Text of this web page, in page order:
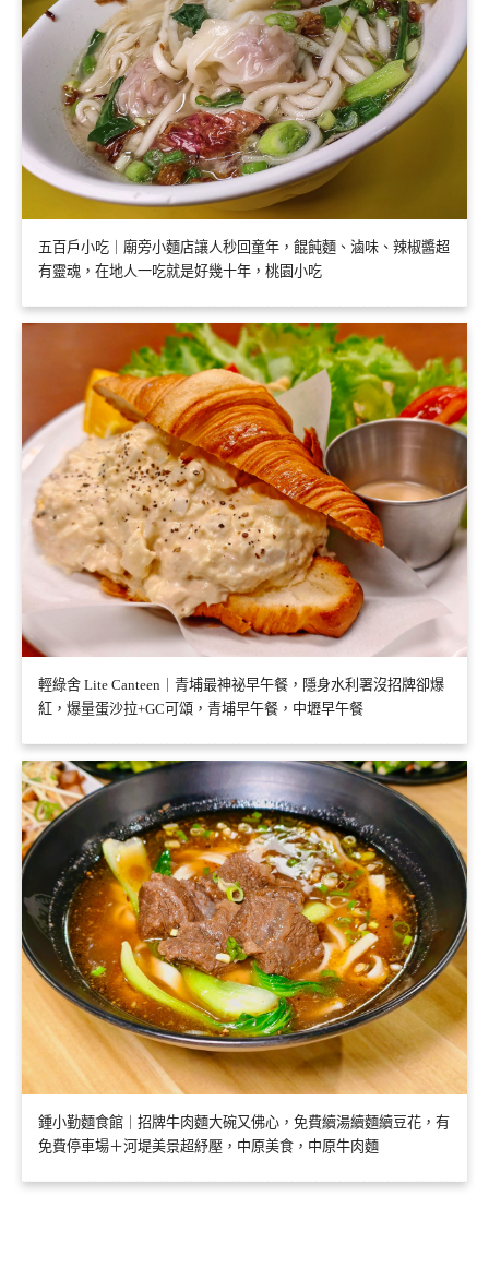
五百戶小吃｜廟旁小麵店讓人秒回童年，餛飩麵、滷味、辣椒醬超
有靈魂，在地人一吃就是好幾十年，桃園小吃
輕綠舍 Lite Canteen｜青埔最神祕早午餐，隱身水利署沒招牌卻爆
紅，爆量蛋沙拉+GC可頌，青埔早午餐，中壢早午餐
鍾小勤麵食館｜招牌牛肉麵大碗又佛心，免費續湯續麵續豆花，有
免費停車場＋河堤美景超紓壓，中原美食，中原牛肉麵